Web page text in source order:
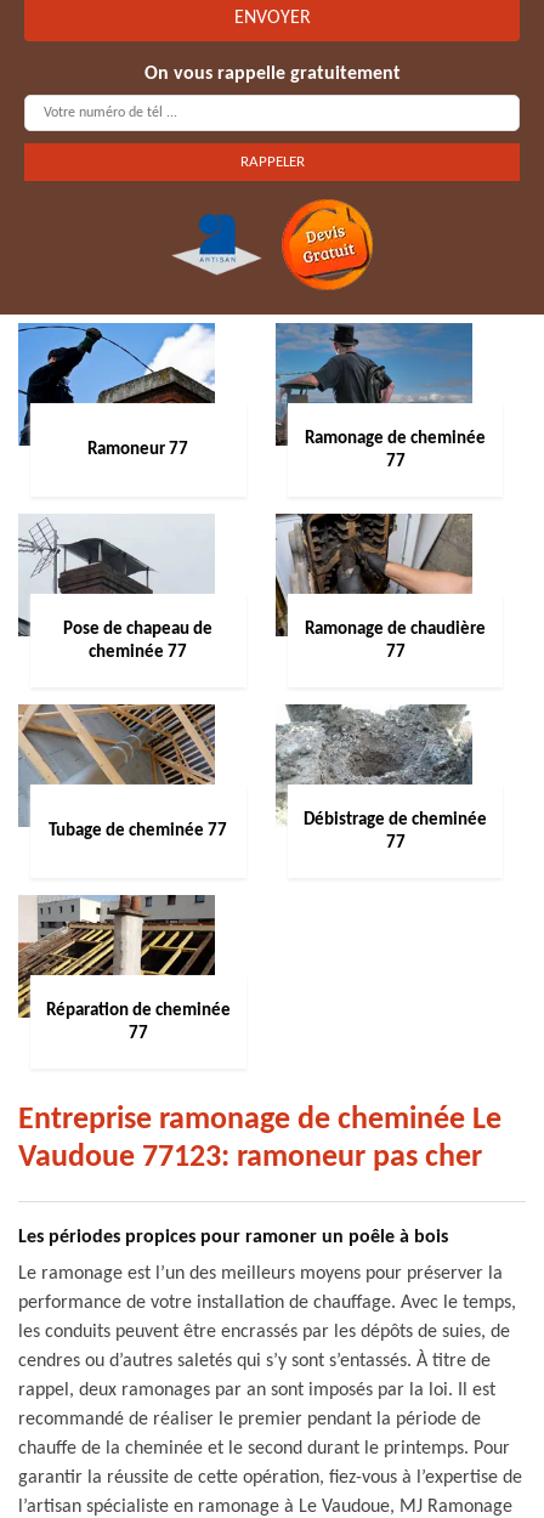
On vous rappelle gratuitement
Ramoneur 77
Ramonage de cheminée
77
Pose de chapeau de
cheminée 77
Ramonage de chaudière
77
Tubage de cheminée 77
Débistrage de cheminée
77
Réparation de cheminée
77
Entreprise ramonage de cheminée Le
Vaudoue 77123: ramoneur pas cher
Les périodes propices pour ramoner un poêle à bois
Le ramonage est l’un des meilleurs moyens pour préserver la
performance de votre installation de chauffage. Avec le temps,
les conduits peuvent être encrassés par les dépôts de suies, de
cendres ou d’autres saletés qui s’y sont s’entassés. À titre de
rappel, deux ramonages par an sont imposés par la loi. Il est
recommandé de réaliser le premier pendant la période de
chauffe de la cheminée et le second durant le printemps. Pour
garantir la réussite de cette opération, fiez-vous à l’expertise de
l’artisan spécialiste en ramonage à Le Vaudoue, MJ Ramonage